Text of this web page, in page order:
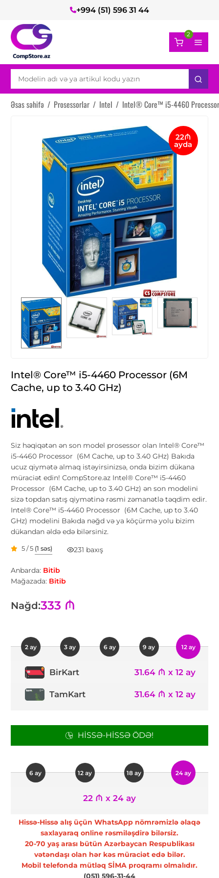
+994 (51) 596 31 44
2
Əsas səhifə / Prosessorlar / Intel / Intel® Core™ i5-4460
22₼
ayda
Intel® Core™ i5-4460 Processor (6M
Cache, up to 3.40 GHz)
Siz həqiqətən ən son model prosessor olan Intel® Core™
i5-4460 Processor (6M Cache, up to 3.40 GHz) Bakıda
ucuz qiymətə almaq istəyirsinizsə, onda bizim dükana
müraciət edin! CompStore.az Intel® Core™ i5-4460
Processor (6M Cache, up to 3.40 GHz) ən son modelini
sizə topdan satış qiymətinə rəsmi zəmanətlə təqdim edir.
Intel® Core™ i5-4460 Processor (6M Cache, up to 3.40
GHz) modelini Bakıda nəğd və ya köçürmə yolu bizim
dükandan əldə edə bilərsiniz.
5 / 5 (1 səs) 231 baxış
Anbarda: Bitib
Mağazada: Bitib
Nağd:333 ₼
2 ay 3 ay 6 ay 9 ay 12 ay
BirKart 31.64 ₼ x 12 ay
TamKart 31.64 ₼ x 12 ay
HISSƏ-HISSƏ ÖDƏ!
6 ay 12 ay 18 ay 24 ay
22 ₼ x 24 ay
Hissə-Hissə alış üçün WhatsApp nömrəmizlə əlaqə
saxlayaraq online rəsmiləşdirə bilərsiz.
20-70 yaş arası bütün Azərbaycan Respublikası
vətəndaşı olan hər kəs müraciət edə bilər.
Mobil telefonda mütləq SİMA proqramı olmalıdır.
(051) 596-31-44